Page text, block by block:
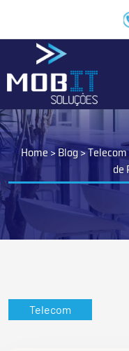
Home>Blog>Telecom
de
Telecom